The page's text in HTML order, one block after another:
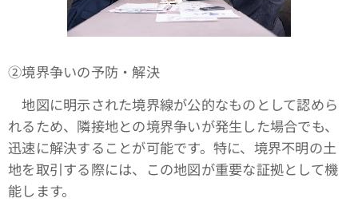
➁境界争いの予防・解決
地図に明示された境界線が公的なものとして認めら
れるため、隣接地との境界争いが発生した場合でも、
迅速に解決することが可能です。特に、境界不明の土
地を取引する際には、この地図が重要な証拠として機
能します。